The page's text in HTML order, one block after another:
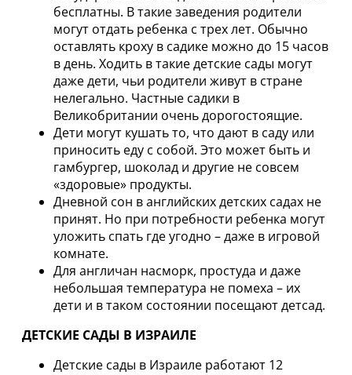
бесплатны. В такие заведения родители
могут отдать ребенка с трех лет. Обычно
оставлять кроху в садике можно до 15 часов
в день. Ходить в такие детские сады могут
даже дети, чьи родители живут в стране
нелегально. Частные садики в
Великобритании очень дорогостоящие.
Дети могут кушать то, что дают в саду или
приносить еду с собой. Это может быть и
гамбургер, шоколад и другие не совсем
«здоровые» продукты.
Дневной сон в английских детских садах не
принят. Но при потребности ребенка могут
уложить спать где угодно – даже в игровой
комнате.
Для англичан насморк, простуда и даже
небольшая температура не помеха – их
дети и в таком состоянии посещают детсад.
ДЕТСКИЕ САДЫ В ИЗРАИЛЕ
Детские сады в Израиле работают 12